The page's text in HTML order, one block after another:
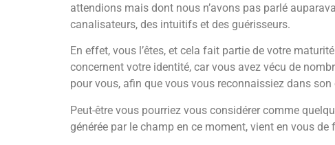
attendions mais dont nous n’avons pas parlé
canalisateurs, des intuitifs et des guérisseurs.
En effet, vous l’êtes, et cela fait partie de votre
concernent votre identité, car vous avez vécu de
pour vous, afin que vous vous reconnaissiez dans son
Peut-être vous pourriez vous considérer comme
générée par le champ en ce moment, vient en vous